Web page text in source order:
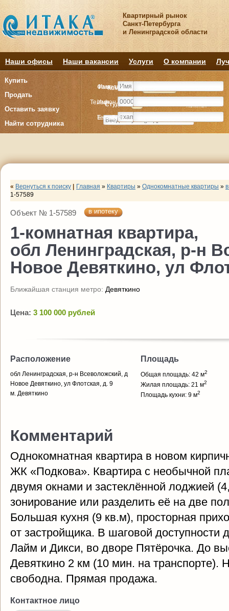
Квартирный рынок
Санкт-Петербурга
и Ленинградской области
Наши офисы Наши вакансии Услуги О компании
Купить
Продать
Оставить заявку
Найти сотрудника
Комнату
Студия Комнат
Комнату
Студия Комнат
Имя
Телефон
E-mail
Фамилия
Имя
Телефон
« Вернуться к поиску Главная » Квартиры » Однокомнатные квартиры »
1-57589
Объект № 1-57589 в ипотеку
1-комнатная квартира,
обл Ленинградская, р-н
Новое Девяткино, ул
Ближайшая станция метро: Девяткино
Цена: 3 100 000 рублей
Расположение
обл Ленинградская, р-н Всеволожский, д
Новое Девяткино, ул Флотская, д. 9
м. Девяткино
Площадь
Общая площадь: 42 м2
Жилая площадь: 21 м2
Площадь кухни: 9 м2
Комментарий
Однокомнатная квартира в новом
ЖК «Подкова». Квартира с необычной
двумя окнами и застеклённой лоджией
зонирование или разделить её на две
Большая кухня (9 кв.м), просторная
от застройщика. В шаговой доступности
Лайм и Дикси, во дворе Пятёрочка. До
Девяткино 2 км (10 мин. на транспорте).
свободна. Прямая продажа.
Контактное лицо